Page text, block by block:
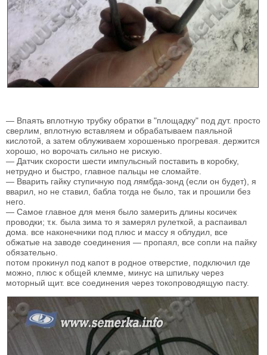
— Впаять вплотную трубку обратки в "площадку" под дут. просто
сверлим, вплотную вставляем и обрабатываем паяльной
кислотой, а затем облуживаем хорошенько прогревая. держится
хорошо, но ворочать сильно не рискую.
— Датчик скорости шести импульсный поставить в коробку,
нетрудно и быстро, главное пальцы не сломайте.
— Вварить гайку ступичную под лямбда-зонд (если он будет), я
вварил, но не ставил, бабла тогда не было, так и прошили без
него.
— Самое главное для меня было замерить длины косичек
проводки; т.к. была зима то я замерял рулеткой, а распаивал
дома. все наконечники под плюс и массу я облудил, все
обжатые на заводе соединения — пропаял, все сопли на пайку
обязательно.
потом прокинул под капот в родное отверстие, подключил где
можно, плюс к общей клемме, минус на шпильку через
моторный щит. все соединения через токопроводящую пасту.